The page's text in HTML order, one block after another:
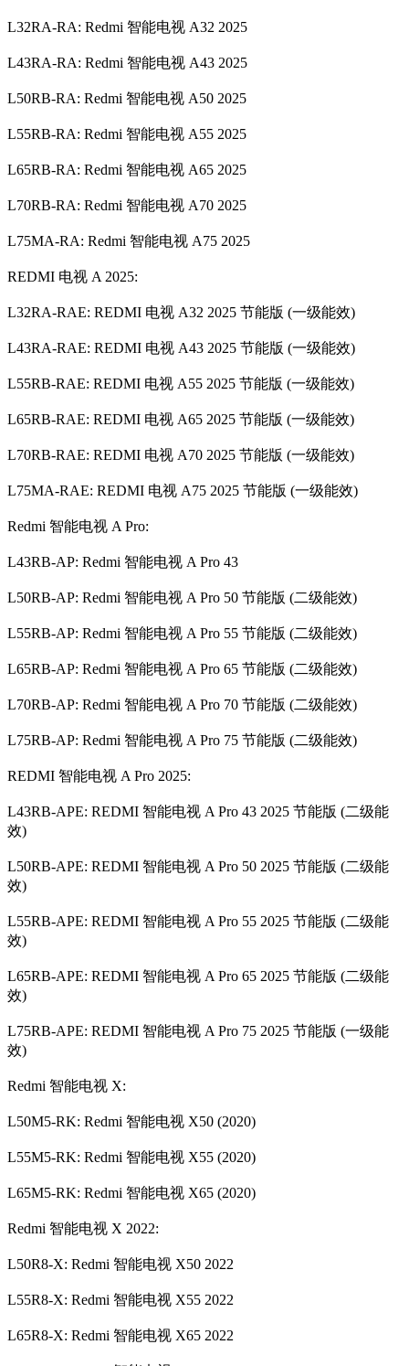
L32RA-RA: Redmi 智能电视 A32 2025
L43RA-RA: Redmi 智能电视 A43 2025
L50RB-RA: Redmi 智能电视 A50 2025
L55RB-RA: Redmi 智能电视 A55 2025
L65RB-RA: Redmi 智能电视 A65 2025
L70RB-RA: Redmi 智能电视 A70 2025
L75MA-RA: Redmi 智能电视 A75 2025
REDMI 电视 A 2025:
L32RA-RAE: REDMI 电视 A32 2025 节能版 (一级能效)
L43RA-RAE: REDMI 电视 A43 2025 节能版 (一级能效)
L55RB-RAE: REDMI 电视 A55 2025 节能版 (一级能效)
L65RB-RAE: REDMI 电视 A65 2025 节能版 (一级能效)
L70RB-RAE: REDMI 电视 A70 2025 节能版 (一级能效)
L75MA-RAE: REDMI 电视 A75 2025 节能版 (一级能效)
Redmi 智能电视 A Pro:
L43RB-AP: Redmi 智能电视 A Pro 43
L50RB-AP: Redmi 智能电视 A Pro 50 节能版 (二级能效)
L55RB-AP: Redmi 智能电视 A Pro 55 节能版 (二级能效)
L65RB-AP: Redmi 智能电视 A Pro 65 节能版 (二级能效)
L70RB-AP: Redmi 智能电视 A Pro 70 节能版 (二级能效)
L75RB-AP: Redmi 智能电视 A Pro 75 节能版 (二级能效)
REDMI 智能电视 A Pro 2025:
L43RB-APE: REDMI 智能电视 A Pro 43 2025 节能版 (二级能
效)
L50RB-APE: REDMI 智能电视 A Pro 50 2025 节能版 (二级能
效)
L55RB-APE: REDMI 智能电视 A Pro 55 2025 节能版 (二级能
效)
L65RB-APE: REDMI 智能电视 A Pro 65 2025 节能版 (二级能
效)
L75RB-APE: REDMI 智能电视 A Pro 75 2025 节能版 (一级能
效)
Redmi 智能电视 X:
L50M5-RK: Redmi 智能电视 X50 (2020)
L55M5-RK: Redmi 智能电视 X55 (2020)
L65M5-RK: Redmi 智能电视 X65 (2020)
Redmi 智能电视 X 2022:
L50R8-X: Redmi 智能电视 X50 2022
L55R8-X: Redmi 智能电视 X55 2022
L65R8-X: Redmi 智能电视 X65 2022